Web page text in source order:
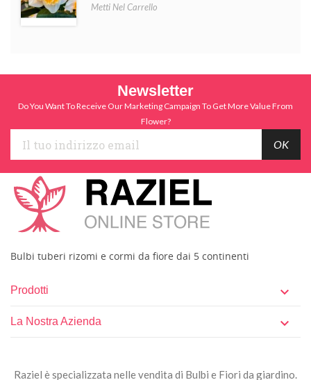
Metti Nel Carrello
Newsletter
Do You Want To Receive Our Marketing Campaign To Get More Value From
Flower?
Bulbi tuberi rizomi e cormi da fiore dai 5 continenti
Prodotti 
La Nostra Azienda 
Raziel è specializzata nelle vendita di Bulbi e Fiori da giardino.